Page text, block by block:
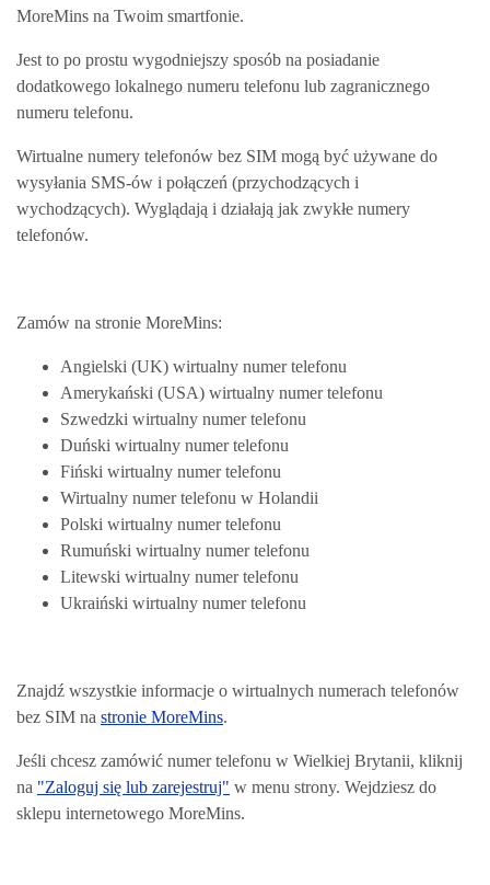
MoreMins na Twoim smartfonie.
Jest to po prostu wygodniejszy sposób na posiadanie
dodatkowego lokalnego numeru telefonu lub zagranicznego
numeru telefonu.
Wirtualne numery telefonów bez SIM mogą być używane do
wysyłania SMS-ów i połączeń (przychodzących i
wychodzących). Wyglądają i działają jak zwykłe numery
telefonów.
Zamów na stronie MoreMins:
Angielski (UK) wirtualny numer telefonu
Amerykański (USA) wirtualny numer telefonu
Szwedzki wirtualny numer telefonu
Duński wirtualny numer telefonu
Fiński wirtualny numer telefonu
Wirtualny numer telefonu w Holandii
Polski wirtualny numer telefonu
Rumuński wirtualny numer telefonu
Litewski wirtualny numer telefonu
Ukraiński wirtualny numer telefonu
Znajdź wszystkie informacje o wirtualnych numerach telefonów
bez SIM na stronie MoreMins.
Jeśli chcesz zamówić numer telefonu w Wielkiej Brytanii, kliknij
na "Zaloguj się lub zarejestruj" w menu strony. Wejdziesz do
sklepu internetowego MoreMins.